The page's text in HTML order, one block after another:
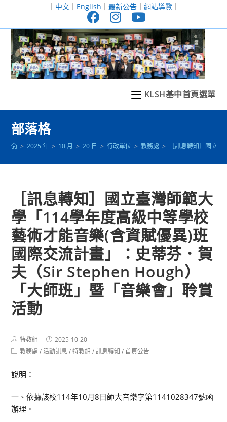
至
｜ 中文｜ English ｜ 最新公告｜ 網站導覽｜
KLSH基中首頁選單
部落格
> 2025 年 > 10 月 > 20 日 > 行政單位 > 教務處 > ［訊息轉知］國立
［訊息轉知］國立臺灣師範大
學「114學年度高級中等學校
藝術才能音樂(含資賦優異)班
國際交流計畫」：史蒂芬．賀
夫（Sir Stephen Hough）
「大師班」暨「音樂會」聆賞
活動
Post
author:
特教組
Post
published:
2025-10-20
Post教務處 / 活動訊息 / 特教組 / 訊息轉知 / 首頁公告
說明：
一、依據該校114年10月8日師大音樂字第1141028347號函
辦理。